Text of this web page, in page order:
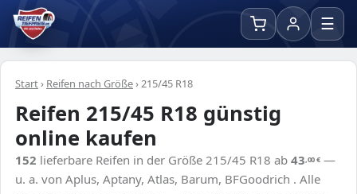
☰
Start› Reifen nach Größe›215/45 R18
Reifen 215/45 R18 günstig
online kaufen
152 lieferbare Reifen in der Größe 215/45 R18 ab 43,00€ —
u. a. von Aplus, Aptany, Atlas, Barum, BFGoodrich . Alle